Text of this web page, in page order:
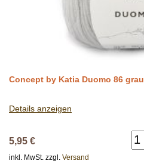
Concept by Katia Duomo 86 grau
Details anzeigen
5,95 €
inkl. MwSt. zzgl. Versand